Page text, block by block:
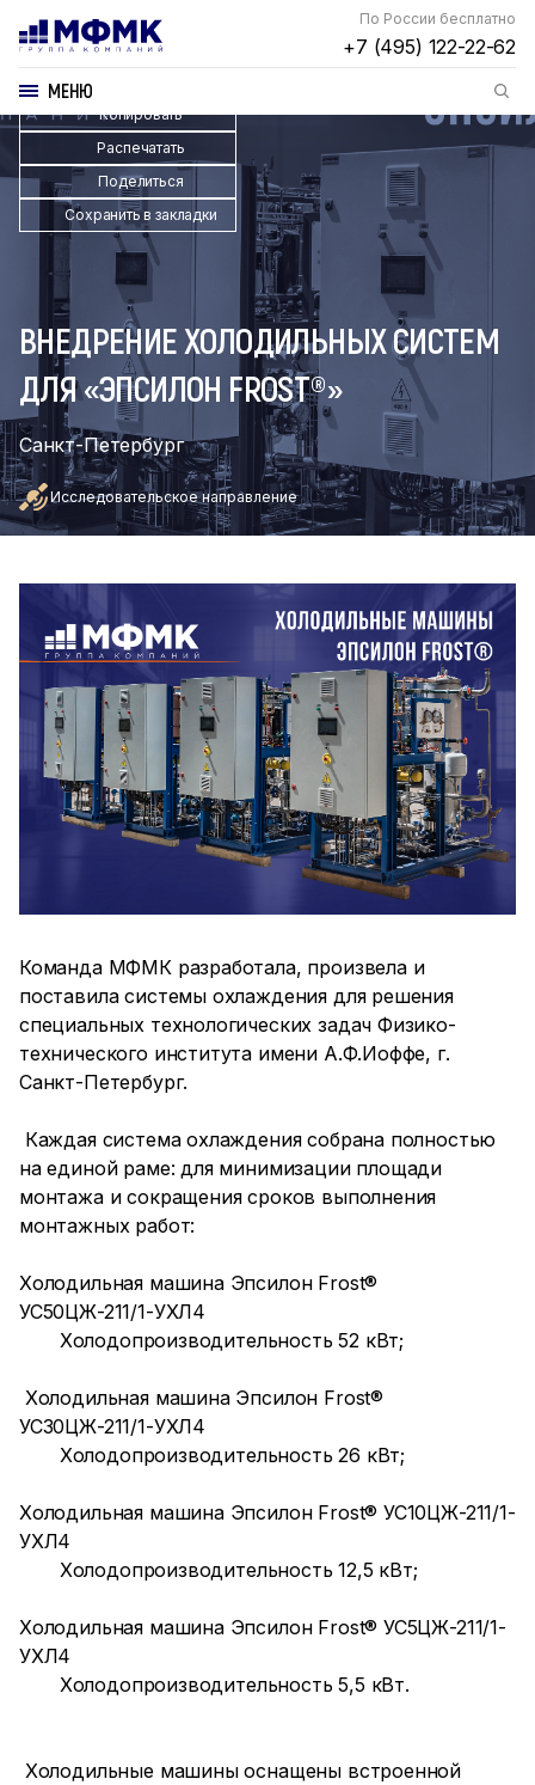
По России бесплатно
+7 (495) 122-22-62
МЕНЮ
Копировать
Распечатать
Поделиться
Сохранить в закладки
ВНЕДРЕНИЕ ХОЛОДИЛЬНЫХ СИСТЕМ
ДЛЯ «ЭПСИЛОН FROST®»
Санкт-Петербург
Исследовательское направление
Команда МФМК разработала, произвела и
поставила системы охлаждения для решения
специальных технологических задач Физико-
технического института имени А.Ф.Иоффе, г.
Санкт-Петербург.
Каждая система охлаждения собрана полностью
на единой раме: для минимизации площади
монтажа и сокращения сроков выполнения
монтажных работ:
Холодильная машина Эпсилон Frost®
УС50ЦЖ-211/1-УХЛ4
Холодопроизводительность 52 кВт;
Холодильная машина Эпсилон Frost®
УС30ЦЖ-211/1-УХЛ4
Холодопроизводительность 26 кВт;
Холодильная машина Эпсилон Frost® УС10ЦЖ-211/1-
УХЛ4
Холодопроизводительность 12,5 кВт;
Холодильная машина Эпсилон Frost® УС5ЦЖ-211/1-
УХЛ4
Холодопроизводительность 5,5 кВт.
Холодильные машины оснащены встроенной